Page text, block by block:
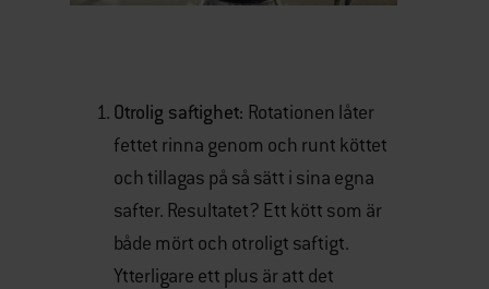
Otrolig saftighet: Rotationen låter
fettet rinna genom och runt köttet
och tillagas på så sätt i sina egna
safter. Resultatet? Ett kött som är
både mört och otroligt saftigt.
Ytterligare ett plus är att det